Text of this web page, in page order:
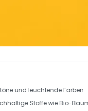
und leuchtende Farben
Stoffe wie Bio-